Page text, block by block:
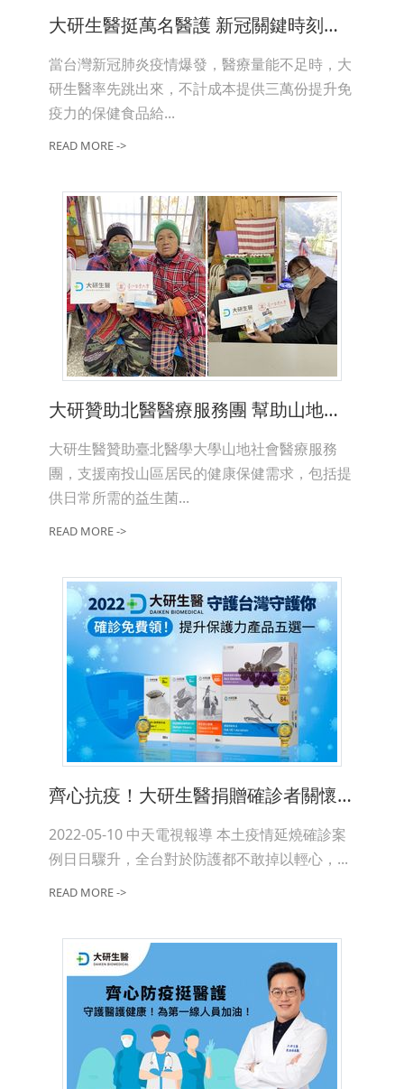
大研生醫挺萬名醫護 新冠關鍵時刻回饋社會
當台灣新冠肺炎疫情爆發，醫療量能不足時，大
研生醫率先跳出來，不計成本提供三萬份提升免
疫力的保健食品給...
READ MORE ->
大研贊助北醫醫療服務團 幫助山地居民
大研生醫贊助臺北醫學大學山地社會醫療服務
團，支援南投山區居民的健康保健需求，包括提
供日常所需的益生菌...
READ MORE ->
齊心抗疫！大研生醫捐贈確診者關懷保健品 盼提升全民保護力 疫情降溫
2022-05-10 中天電視報導 本土疫情延燒確診案
例日日驟升，全台對於防護都不敢掉以輕心，...
READ MORE ->